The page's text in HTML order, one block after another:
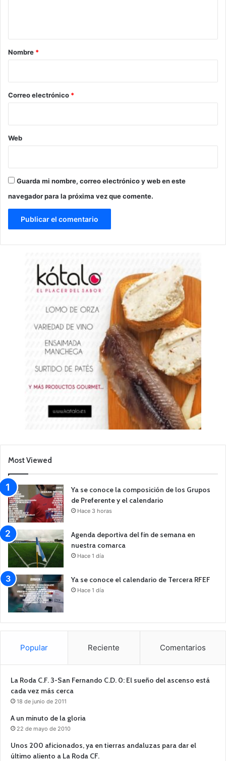
r
*
Nombre *
Correo electrónico *
Web
Guarda mi nombre, correo electrónico y web en este
navegador para la próxima vez que comente.
Most Viewed
Ya se conoce la composición de los Grupos
de Preferente y el calendario
Hace 3 horas
Agenda deportiva del fin de semana en
nuestra comarca
Hace 1 día
Ya se conoce el calendario de Tercera RFEF
Hace 1 día
Popular Reciente Comentarios
La Roda C.F. 3-San Fernando C.D. 0: El sueño del ascenso está
cada vez más cerca
18 de junio de 2011
A un minuto de la gloria
22 de mayo de 2010
Unos 200 aficionados, ya en tierras andaluzas para dar el
último aliento a La Roda CF.